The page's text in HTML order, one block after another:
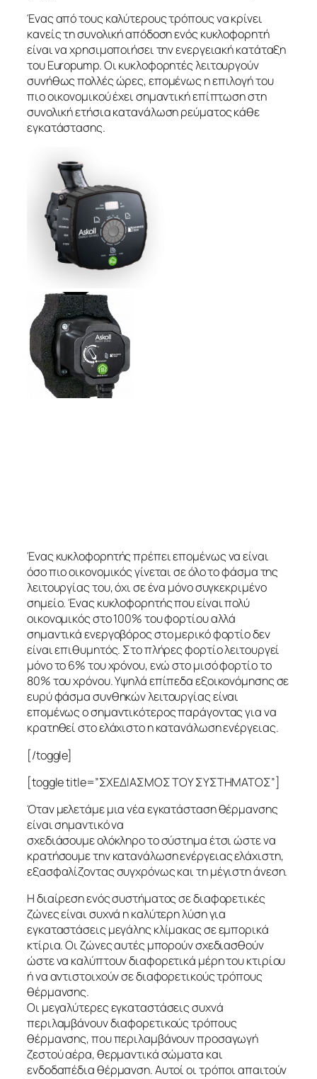
Ένας από τους καλύτερους τρόπους να κρίνει
κανείς τη συνολική απόδοση ενός κυκλοφορητή
είναι να χρησιμοποιήσει την ενεργειακή κατάταξη
του Europump. Οι κυκλοφορητές λειτουργούν
συνήθως πολλές ώρες, επομένως η επιλογή του
πιο οικονομικού έχει σημαντική επίπτωση στη
συνολική ετήσια κατανάλωση ρεύματος κάθε
εγκατάστασης.
Ένας κυκλοφορητής πρέπει επομένως να είναι
όσο πιο οικονομικός γίνεται σε όλο το φάσμα της
λειτουργίας του, όχι σε ένα μόνο συγκεκριμένο
σημείο. Ένας κυκλοφορητής που είναι πολύ
οικονομικός στο 100% του φορτίου αλλά
σημαντικά ενεργοβόρος στο μερικό φορτίο δεν
είναι επιθυμητός. Στο πλήρες φορτίο λειτουργεί
μόνο το 6% του χρόνου, ενώ στο μισό φορτίο το
80% του χρόνου. Υψηλά επίπεδα εξοικονόμησης σε
ευρύ φάσμα συνθηκών λειτουργίας είναι
επομένως ο σημαντικότερος παράγοντας για να
κρατηθεί στο ελάχιστο η κατανάλωση ενέργειας.
[/toggle]
[toggle title=”ΣΧΕΔΙΑΣΜΟΣ ΤΟΥ ΣΥΣΤΗΜΑΤΟΣ”]
Όταν μελετάμε μια νέα εγκατάσταση θέρμανσης
είναι σημαντικό να
σχεδιάσουμε ολόκληρο το σύστημα έτσι ώστε να
κρατήσουμε την κατανάλωση ενέργειας ελάχιστη,
εξασφαλίζοντας συγχρόνως και τη μέγιστη άνεση.
Η διαίρεση ενός συστήματος σε διαφορετικές
ζώνες είναι συχνά η καλύτερη λύση για
εγκαταστάσεις μεγάλης κλίμακας σε εμπορικά
κτίρια. Οι ζώνες αυτές μπορούν σχεδιασθούν
ώστε να καλύπτουν διαφορετικά μέρη του κτιρίου
ή να αντιστοιχούν σε διαφορετικούς τρόπους
θέρμανσης.
Οι μεγαλύτερες εγκαταστάσεις συχνά
περιλαμβάνουν διαφορετικούς τρόπους
θέρμανσης, που περιλαμβάνουν προσαγωγή
ζεστού αέρα, θερμαντικά σώματα και
ενδοδαπέδια θέρμανση. Αυτοί οι τρόποι απαιτούν